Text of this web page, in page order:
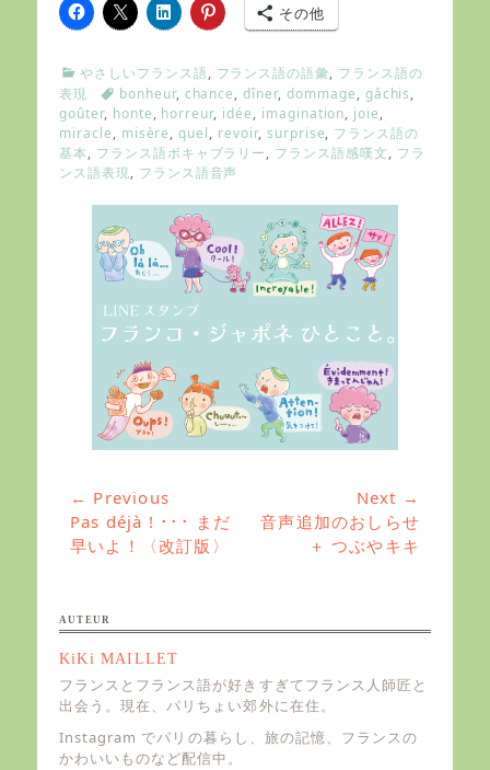
その他
C
a
t
e
g
o
やさしいフランス語, フランス語の語彙, フランス語の
表現
T
a
g
s
bonheur, chance,dîner, dommage, gâchis,
goûter, honte, horreur, idée, imagination, joie,
miracle, misère,quel, revoir, surprise, フランス語の
基本, フランス語ボキャブラリー, フランス語感嘆文, フラ
ンス語表現, フランス語音声
投
稿
ナ
ゲ
シ
ョ
ン
← Previous
Previous
post:
Pas déjà ! ･･･ まだ
早いよ！〈改訂版〉
Next →
Next
音声追加のおしらせ
＋ つぶやキキ
AUTEUR
KiKi MAILLET
フランスとフランス語が好きすぎてフランス人師匠と
出会う。現在、パリちょい郊外に在住。
Instagram でパリの暮らし、旅の記憶、フランスの
かわいいものなど配信中。